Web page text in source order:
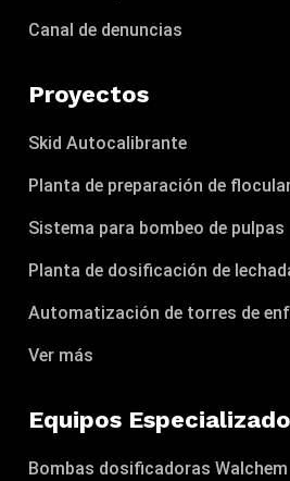
Canal de denuncias
Proyectos
Skid Autocalibrante
Planta de preparación de
Sistema para bombeo de pulpas
Planta de dosificación de
Automatización de torres de
Ver más
Equipos
Bombas dosificadoras Walchem